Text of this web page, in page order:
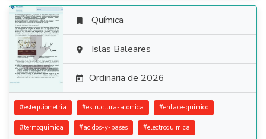

 Química
 Islas Baleares
 Ordinaria de 2026
#estequiometria #estructura-atomica #enlace-quimico
#termoquimica #acidos-y-bases #electroquimica